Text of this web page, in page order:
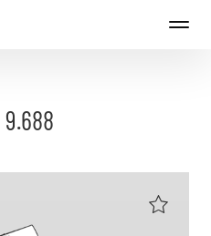
9.688